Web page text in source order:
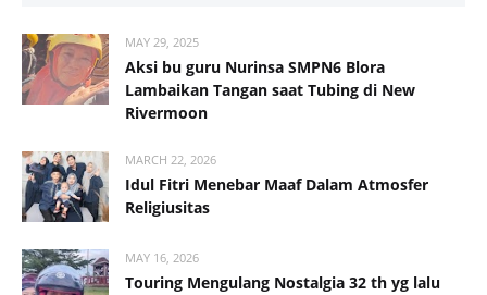
MAY 29, 2025
Aksi bu guru Nurinsa SMPN6 Blora
Lambaikan Tangan saat Tubing di New
Rivermoon
MARCH 22, 2026
Idul Fitri Menebar Maaf Dalam Atmosfer
Religiusitas
MAY 16, 2026
Touring Mengulang Nostalgia 32 th yg lalu